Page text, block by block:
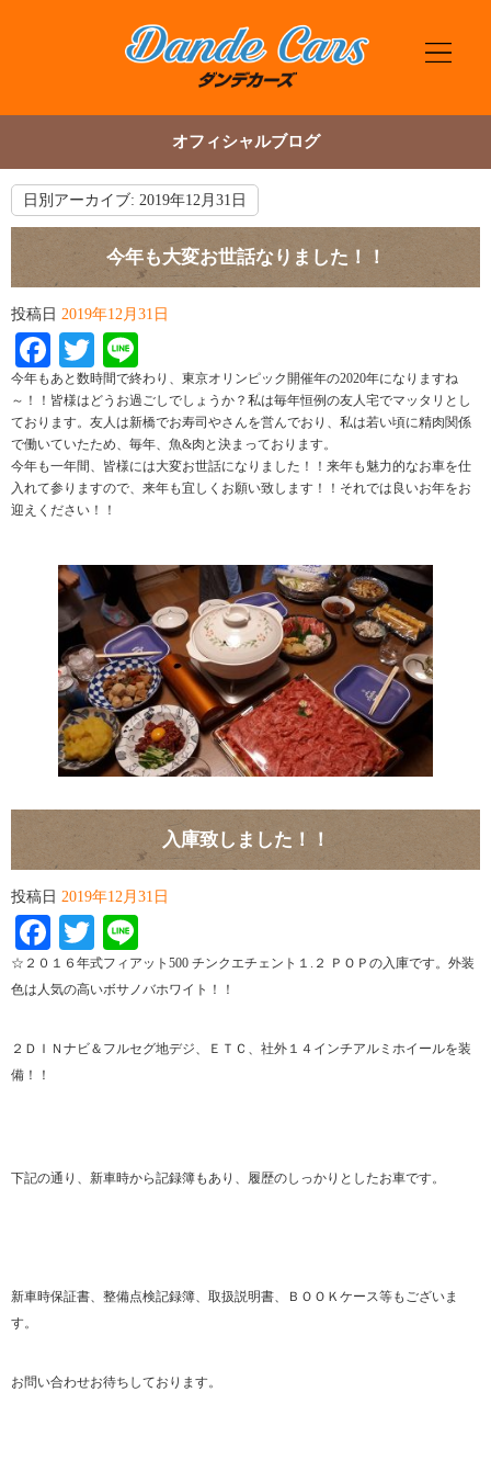
オフィシャルブログ
日別アーカイブ: 2019年12月31日
今年も大変お世話なりました！！
投稿日 2019年12月31日
Facebook
Twitter
今年もあと数時間で終わり、東京オリンピック開催年の2020年になりますね
～！！皆様はどうお過ごしでしょうか？私は毎年恒例の友人宅でマッタリとし
ております。友人は新橋でお寿司やさんを営んでおり、私は若い頃に精肉関係
で働いていたため、毎年、魚&肉と決まっております。
今年も一年間、皆様には大変お世話になりました！！来年も魅力的なお車を仕
入れて参りますので、来年も宜しくお願い致します！！それでは良いお年をお
迎えください！！
入庫致しました！！
投稿日 2019年12月31日
Facebook
Twitter
☆２０１６年式フィアット500 チンクエチェント１.２ ＰＯＰの入庫です。外装
色は人気の高いボサノバホワイト！！
２ＤＩＮナビ＆フルセグ地デジ、ＥＴＣ、社外１４インチアルミホイールを装
備！！
​下記の通り、新車時から記録簿もあり、履歴のしっかりとしたお車です。
新車時保証書、整備点検記録簿、取扱説明書、ＢＯＯＫケース等もございま
す。
お問い合わせお待ちしております。